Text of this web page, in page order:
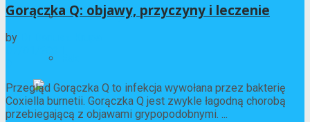
Inne choroby
Gorączka Q: objawy, przyczyny i leczenie
by
Przegląd Gorączka Q to infekcja wywołana przez bakterię
Coxiella burnetii. Gorączka Q jest zwykle łagodną chorobą
przebiegającą z objawami grypopodobnymi. ...